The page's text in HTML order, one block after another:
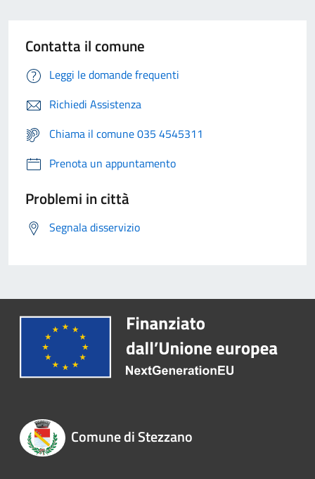
Contatta il comune
Leggi le domande frequenti
Richiedi Assistenza
Chiama il comune 035 4545311
Prenota un appuntamento
Problemi in città
Segnala disservizio
Comune di Stezzano